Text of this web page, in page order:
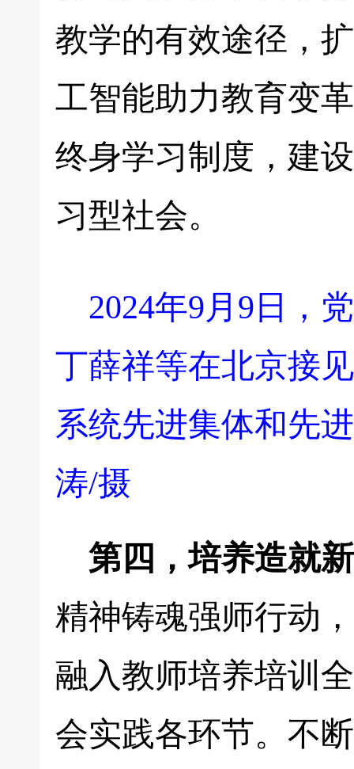
教学的有效途径，
工智能助力教育变
终身学习制度，建
习型社会。
2024年9月9日，
丁薛祥等在北京接
系统先进集体和先
涛/摄
第四，培养造就
精神铸魂强师行动
融入教师培养培训
会实践各环节。不